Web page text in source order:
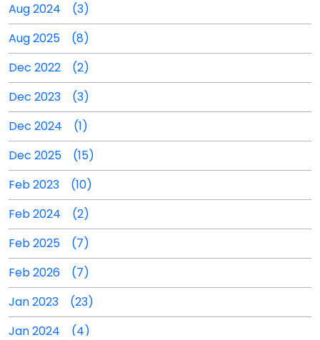
Aug 2024 (3)
Aug 2025 (8)
Dec 2022 (2)
Dec 2023 (3)
Dec 2024 (1)
Dec 2025 (15)
Feb 2023 (10)
Feb 2024 (2)
Feb 2025 (7)
Feb 2026 (7)
Jan 2023 (23)
Jan 2024 (4)